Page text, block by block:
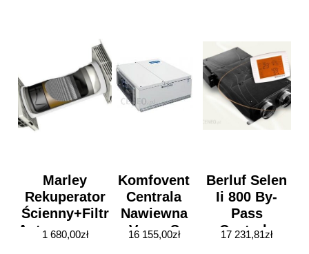
Marley
Rekuperator
Ścienny+Filtr
Antysmogowy
1 680,00zł
Berluf Selen
Ii 800 By-
Pass
Centrala
17 231,81zł
Komfovent
Centrala
Nawiewna
Verso S
16 155,00zł